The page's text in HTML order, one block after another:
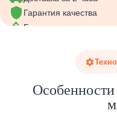
Гарантия качества
Бонусная программа
Особенности